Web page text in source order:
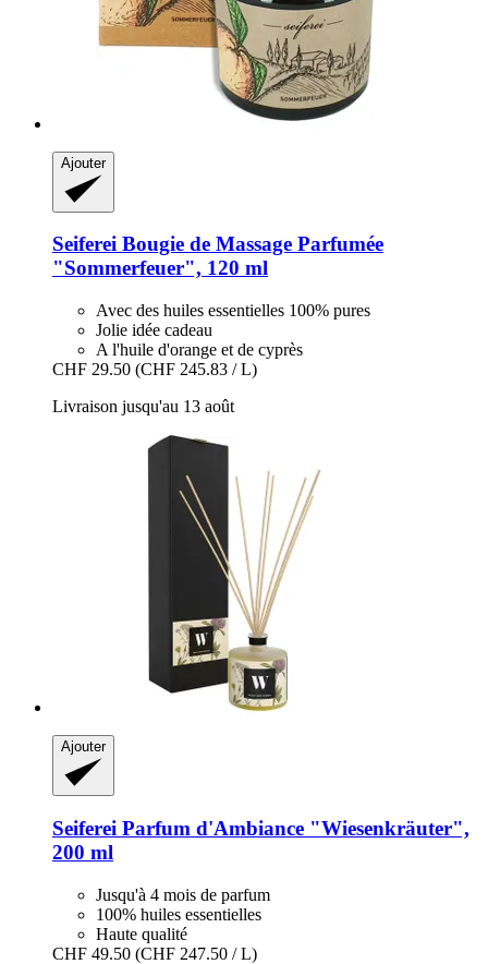
Ajouter
Seiferei Bougie de Massage Parfumée
"Sommerfeuer", 120 ml
Avec des huiles essentielles 100% pures
Jolie idée cadeau
A l'huile d'orange et de cyprès
CHF 29.50 (CHF 245.83 / L)
Livraison jusqu'au 13 août
Ajouter
Seiferei Parfum d'Ambiance "Wiesenkräuter",
200 ml
Jusqu'à 4 mois de parfum
100% huiles essentielles
Haute qualité
CHF 49.50 (CHF 247.50 / L)